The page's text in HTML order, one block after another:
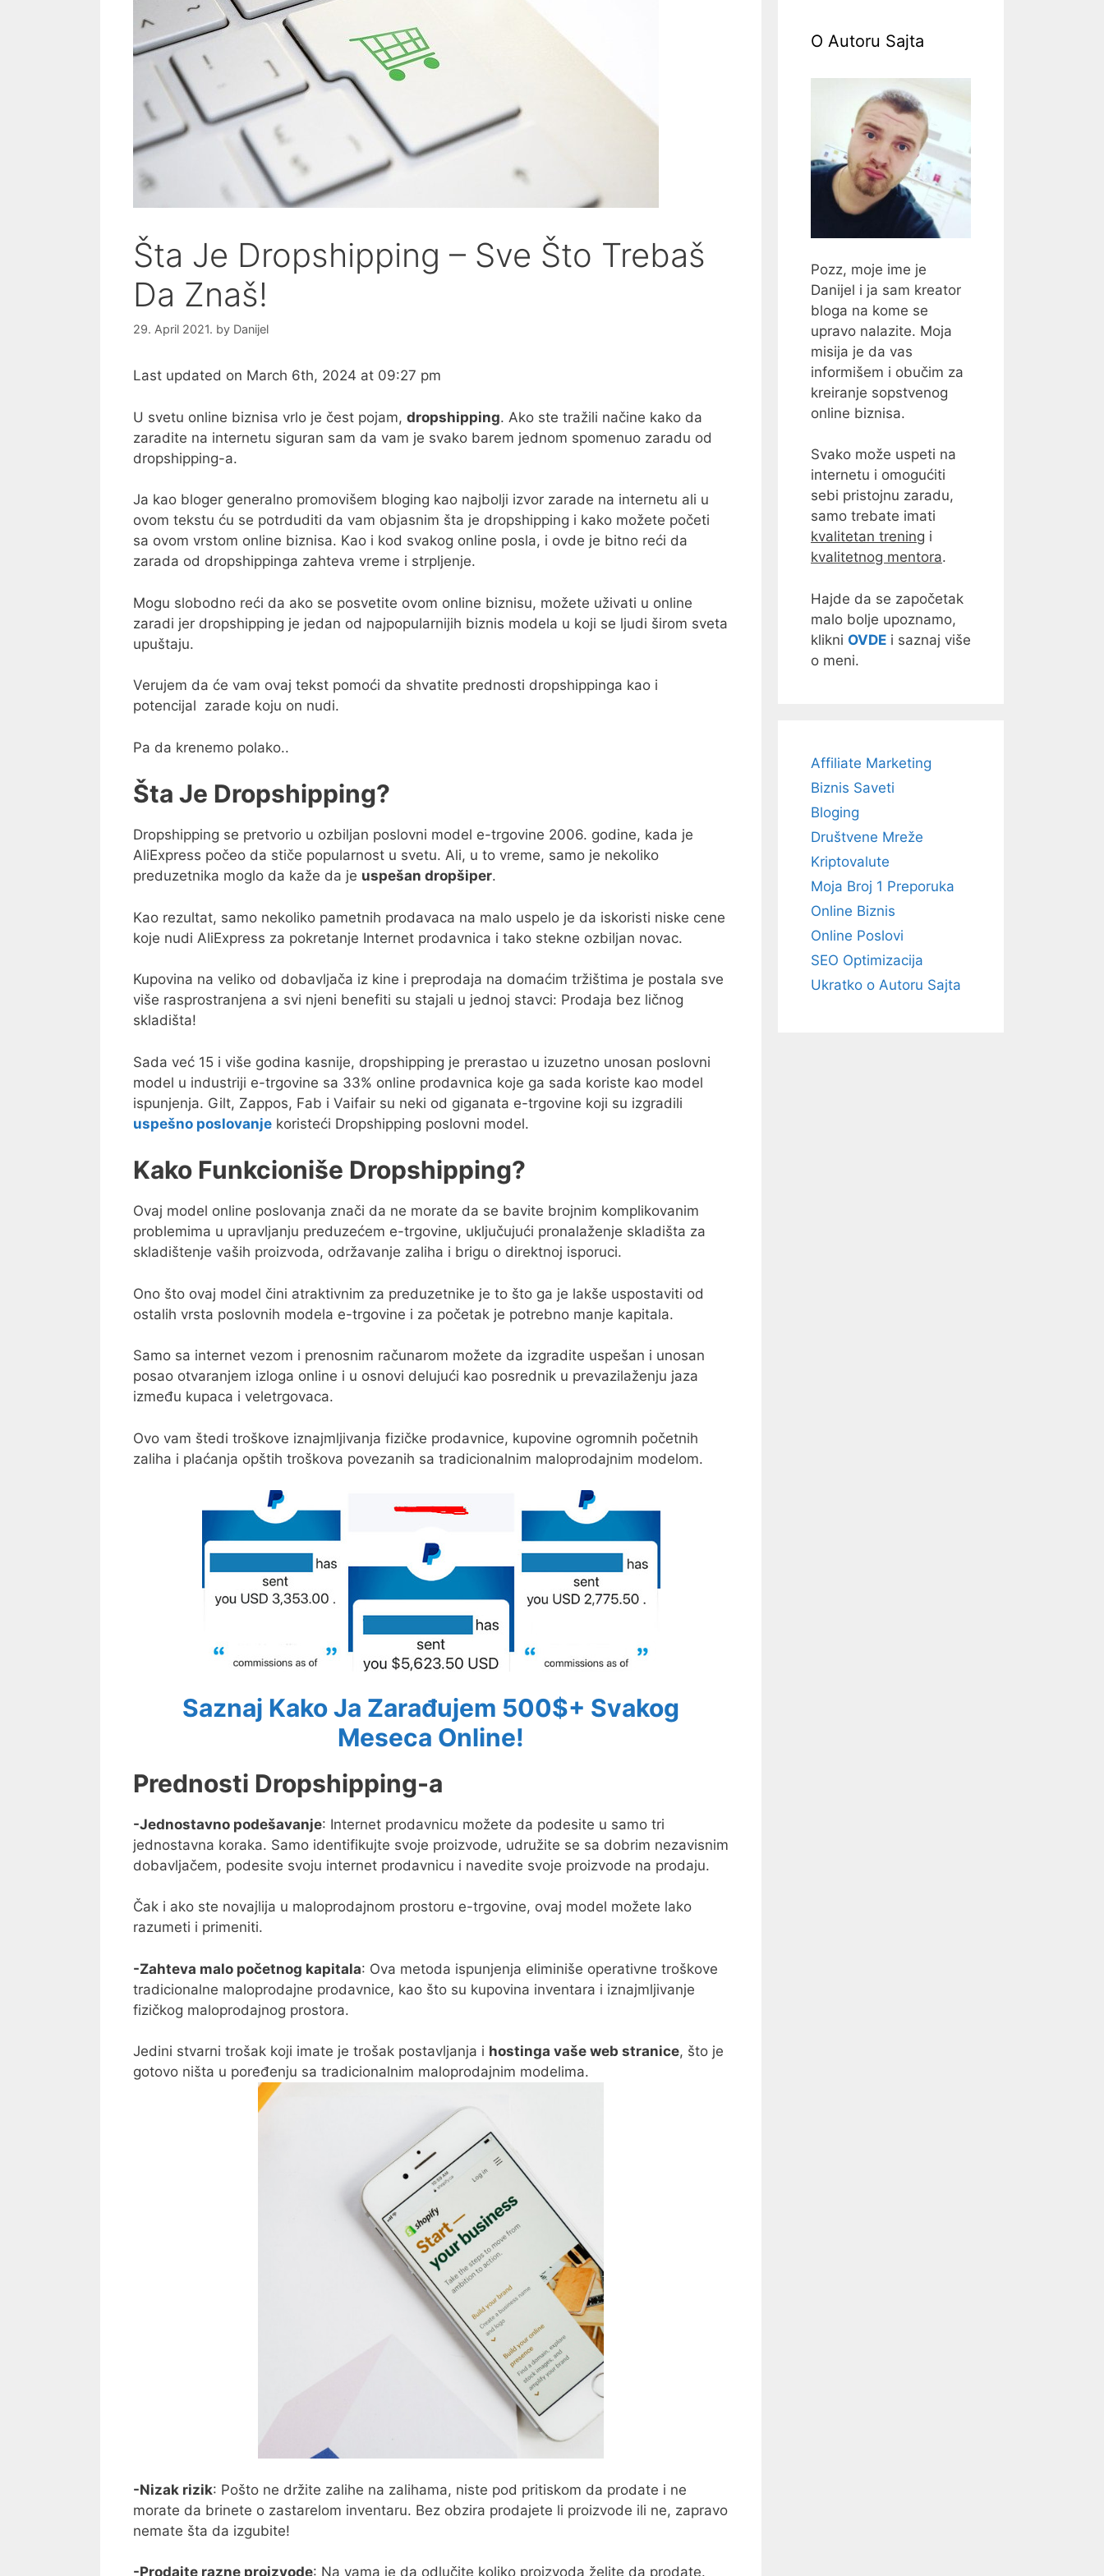
Šta Je Dropshipping – Sve Što Trebaš
Da Znaš!
29. April 2021. by Danijel
Last updated on March 6th, 2024 at 09:27 pm
U svetu online biznisa vrlo je čest pojam, dropshipping. Ako ste tražili načine kako da
zaradite na internetu siguran sam da vam je svako barem jednom spomenuo zaradu od
dropshipping-a.
Ja kao bloger generalno promovišem bloging kao najbolji izvor zarade na internetu ali u
ovom tekstu ću se potrduditi da vam objasnim šta je dropshipping i kako možete početi
sa ovom vrstom online biznisa. Kao i kod svakog online posla, i ovde je bitno reći da
zarada od dropshippinga zahteva vreme i strpljenje.
Mogu slobodno reći da ako se posvetite ovom online biznisu, možete uživati u online
zaradi jer dropshipping je jedan od najpopularnijih biznis modela u koji se ljudi širom sveta
upuštaju.
Verujem da će vam ovaj tekst pomoći da shvatite prednosti dropshippinga kao i
potencijal zarade koju on nudi.
Pa da krenemo polako..
Šta Je Dropshipping?
Dropshipping se pretvorio u ozbiljan poslovni model e-trgovine 2006. godine, kada je
AliExpress počeo da stiče popularnost u svetu. Ali, u to vreme, samo je nekoliko
preduzetnika moglo da kaže da je uspešan dropšiper.
Kao rezultat, samo nekoliko pametnih prodavaca na malo uspelo je da iskoristi niske cene
koje nudi AliExpress za pokretanje Internet prodavnica i tako stekne ozbiljan novac.
Kupovina na veliko od dobavljača iz kine i preprodaja na domaćim tržištima je postala sve
više rasprostranjena a svi njeni benefiti su stajali u jednoj stavci: Prodaja bez ličnog
skladišta!
Sada već 15 i više godina kasnije, dropshipping je prerastao u izuzetno unosan poslovni
model u industriji e-trgovine sa 33% online prodavnica koje ga sada koriste kao model
ispunjenja. Gilt, Zappos, Fab i Vaifair su neki od giganata e-trgovine koji su izgradili
uspešno poslovanje koristeći Dropshipping poslovni model.
Kako Funkcioniše Dropshipping?
Ovaj model online poslovanja znači da ne morate da se bavite brojnim komplikovanim
problemima u upravljanju preduzećem e-trgovine, uključujući pronalaženje skladišta za
skladištenje vaših proizvoda, održavanje zaliha i brigu o direktnoj isporuci.
Ono što ovaj model čini atraktivnim za preduzetnike je to što ga je lakše uspostaviti od
ostalih vrsta poslovnih modela e-trgovine i za početak je potrebno manje kapitala.
Samo sa internet vezom i prenosnim računarom možete da izgradite uspešan i unosan
posao otvaranjem izloga online i u osnovi delujući kao posrednik u prevazilaženju jaza
između kupaca i veletrgovaca.
Ovo vam štedi troškove iznajmljivanja fizičke prodavnice, kupovine ogromnih početnih
zaliha i plaćanja opštih troškova povezanih sa tradicionalnim maloprodajnim modelom.
Saznaj Kako Ja Zarađujem 500$+ Svakog
Meseca Online!
Prednosti Dropshipping-a
-Jednostavno podešavanje: Internet prodavnicu možete da podesite u samo tri
jednostavna koraka. Samo identifikujte svoje proizvode, udružite se sa dobrim nezavisnim
dobavljačem, podesite svoju internet prodavnicu i navedite svoje proizvode na prodaju.
Čak i ako ste novajlija u maloprodajnom prostoru e-trgovine, ovaj model možete lako
razumeti i primeniti.
-Zahteva malo početnog kapitala: Ova metoda ispunjenja eliminiše operativne troškove
tradicionalne maloprodajne prodavnice, kao što su kupovina inventara i iznajmljivanje
fizičkog maloprodajnog prostora.
Jedini stvarni trošak koji imate je trošak postavljanja i hostinga vaše web stranice, što je
gotovo ništa u poređenju sa tradicionalnim maloprodajnim modelima.
-Nizak rizik: Pošto ne držite zalihe na zalihama, niste pod pritiskom da prodate i ne
morate da brinete o zastarelom inventaru. Bez obzira prodajete li proizvode ili ne, zapravo
nemate šta da izgubite!
-Prodajte razne proizvode: Na vama je da odlučite koliko proizvoda želite da prodate.
O Autoru Sajta
Pozz, moje ime je
Danijel i ja sam kreator
bloga na kome se
upravo nalazite. Moja
misija je da vas
informišem i obučim za
kreiranje sopstvenog
online biznisa.
Svako može uspeti na
internetu i omogućiti
sebi pristojnu zaradu,
samo trebate imati
kvalitetan trening i
kvalitetnog mentora.
Hajde da se započetak
malo bolje upoznamo,
klikni OVDE i saznaj više
o meni.
Affiliate Marketing
Biznis Saveti
Bloging
Društvene Mreže
Kriptovalute
Moja Broj 1 Preporuka
Online Biznis
Online Poslovi
SEO Optimizacija
Ukratko o Autoru Sajta